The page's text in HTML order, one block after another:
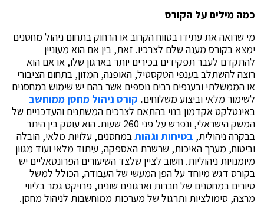
כמה מילים על הקורס
מי שרואה את עתידו בטווח הקרוב או הרחוק בתחום ניהול מחסנים
ימצא בקורס מענה שלם לצרכיו. זאת, בין אם הוא מעוניין
להתקדם לעבר תפקידים בכירים יותר בארגון שלו, או אם הוא
רוצה להשתלב בענפי הטקסטיל, האופנה, המזון, בתחום הציבורי
או הממשלתי ובענפים רבים נוספים אשר בהם יש שימוש במחסנים
לשימור מלאי וביצוע משלוחים. קורס ניהול מחסן ממוחשב
באינטלקט אקדמון בנוי בהתאם לצרכים המשתנים והעדכניים של
המשק הישראלי, ונפרש על פני 260 שעות. הוא עוסק בין היתר
בבקרה ניהולית, בטיחות וגהותבמחסנים, עלויות מלאי, הובלה
וביטוח, מערך האיכות, שרשרת האספקה, עיתוד מלאי ועוד מגוון
מיומנויות ניהוליות. חשוב לציין שלצד השיעורים הפרונטאליים יש
בקורס דגש מיוחד על הפן המעשי של העבודה, הכולל למשל
סיורים במחסנים של חברות וארגונים שונים, פרויקט גמר בליווי
מרצה, סימולציות ותרגול של מערכות ממוחשבות לניהול מחסן.